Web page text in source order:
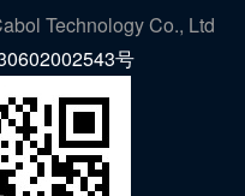
Technology Co., Ltd
号